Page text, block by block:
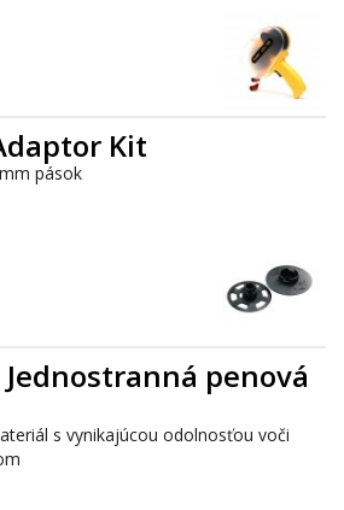
Kit
pások
Jednostranná penová
s vynikajúcou odolnosťou voči